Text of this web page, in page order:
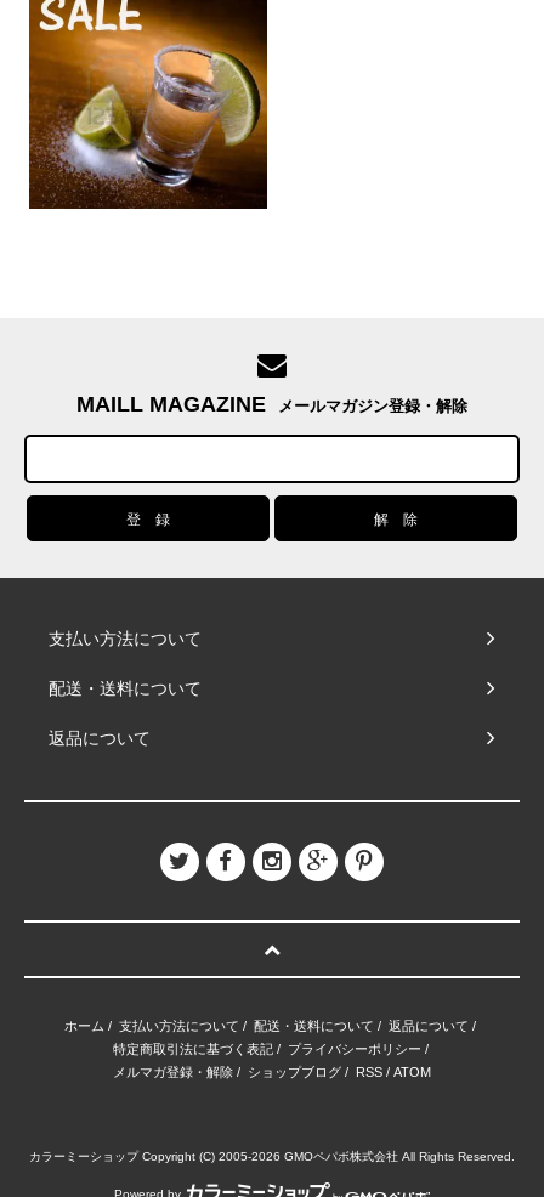
MAILL MAGAZINE メールマガジン登録・解除
支払い方法について
配送・送料について
返品について
ホーム / 支払い方法について / 配送・送料について / 返品について /
特定商取引法に基づく表記/ プライバシーポリシー /
メルマガ登録・解除 / ショップブログ / RSS / ATOM
カラーミーショップCopyright (C) 2005-2026 GMOペパボ株式会社 All Rights Reserved.
Powered by